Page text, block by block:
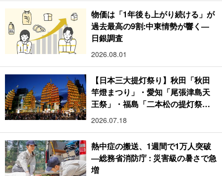
物価は「1年後も上がり続ける」が
過去最高の9割:中東情勢が響く―
日銀調査
2026.08.01
【日本三大提灯祭り】秋田「秋田
竿燈まつり」・愛知「尾張津島天
王祭」・福島「二本松の提灯祭
り」:おびただしい灯火が夜空を照
2026.07.18
熱中症の搬送、1週間で1万人突破
―総務省消防庁 : 災害級の暑さで急
増